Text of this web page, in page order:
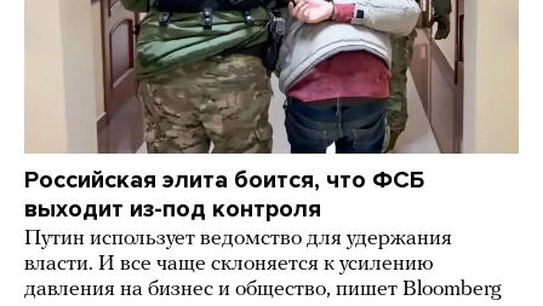
Российская элита боится, что ФСБ
выходит из-под контроля
Путин использует ведомство для удержания
власти. И все чаще склоняется к усилению
давления на бизнес и общество, пишет Bloomberg